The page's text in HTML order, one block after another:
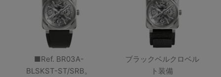
■Ref. BR03A-
BLSKST-ST/SRB。
ブラックベルクロベル
ト装備